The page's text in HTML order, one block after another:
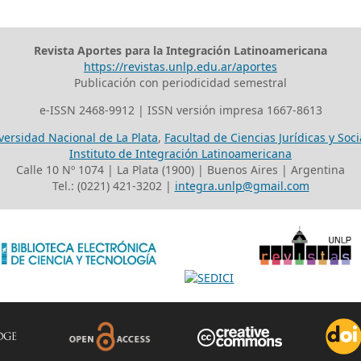
Revista Aportes para la Integración Latinoamericana
https://revistas.unlp.edu.ar/aportes
Publicación con periodicidad semestral
e-ISSN 2468-9912 | ISSN versión impresa 1667-8613
Nacional de La Plata, Facultad de Ciencias Jurídicas y
Instituto de Integración Latinoamericana
Calle 10 Nº 1074 | La Plata (1900) | Buenos Aires | Argentina
Tel.: (0221) 421-3202 | integra.unlp@gmail.com